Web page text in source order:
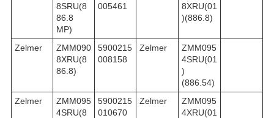
8SRU(8
86.8
MP)
005461
8XRU(01
)(886.8)
Zelmer
ZMM090
8XRU(8
86.8)
5900215
008158
Zelmer
ZMM095
4SRU(01
)
(886.54)
Zelmer
ZMM095
4SRU(8
5900215
010670
Zelmer
ZMM095
4XRU(01